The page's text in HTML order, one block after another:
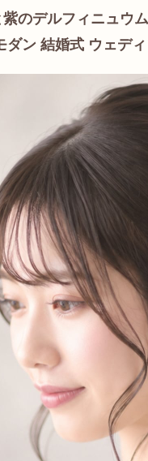
のデルフィニュ
ダン 結婚式 ウェデ